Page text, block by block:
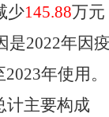
少145.88万元
是2022年因
年使用 。
计主要构成